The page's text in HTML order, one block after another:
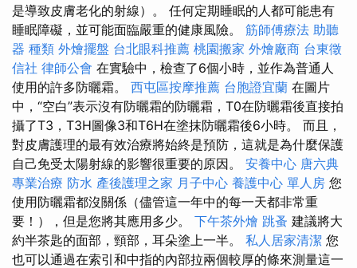
是導致皮膚老化的射線）。 任何定期睡眠的人都可能患有
睡眠障礙，並可能面臨嚴重的健康風險。 筋師傅療法 助聽
器 種類 外燴擺盤 台北眼科推薦 桃園搬家 外燴廠商 台東徵
信社 律師公會 在實驗中，檢查了6個小時，並作為普通人
使用的許多防曬霜。 西屯區按摩推薦 台胞證宜蘭 在圖片
中，“空白”表示沒有防曬霜的防曬霜，T0在防曬霜後直接拍
攝了T3，T3H圖像3和T6H在塗抹防曬霜後6小時。 而且，
對皮膚護理的最有效治療將始終是預防，這就是為什麼保護
自己免受太陽射線的影響很重要的原因。 安養中心 唐六典
專業治療 防水 產後護理之家 月子中心 養護中心 單人房 您
使用防曬霜都沒關係（儘管這一年中的每一天都非常重
要！），但是您將其應用多少。 下午茶外燴 跳蚤 建議將大
約半茶匙的面部，頸部，耳朵塗上一半。 私人居家清潔 您
也可以通過在索引和中指的內部拉兩個較厚的條來測量這一